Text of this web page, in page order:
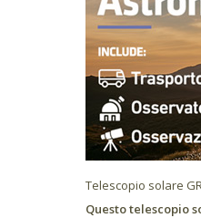
Telescopio solare
Questo telescopio